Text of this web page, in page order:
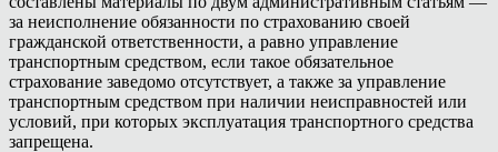
за неисполнение обязанности по страхованию своей
гражданской ответственности, а равно управление
транспортным средством, если такое обязательное
страхование заведомо отсутствует, а также за управление
транспортным средством при наличии неисправностей или
условий, при которых эксплуатация транспортного средства
запрещена.